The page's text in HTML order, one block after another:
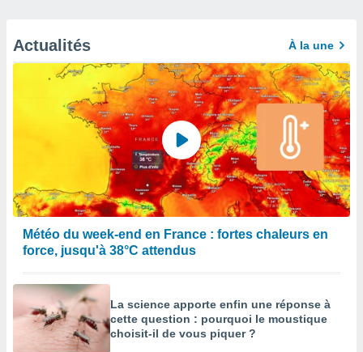
Actualités À la une
Météo du week-end en France : fortes chaleurs en
force, jusqu'à 38°C attendus
La science apporte enfin une réponse à
cette question : pourquoi le moustique
choisit-il de vous piquer ?